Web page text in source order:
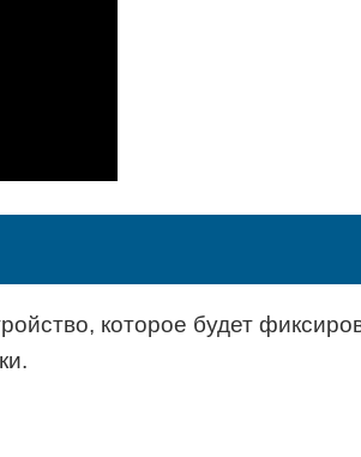
которое будет